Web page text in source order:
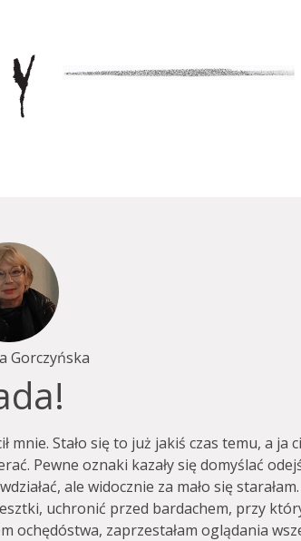
Gorczyńska
mnie. Stało się to już jakiś czas temu, a ja
Pewne oznaki kazały się domyślać
ale widocznie za mało się
uchronić przed bardachem, przy
ochędóstwa, zaprzestałam oglądania